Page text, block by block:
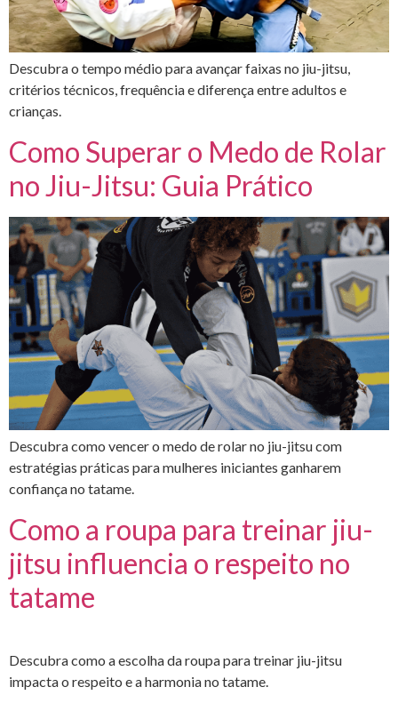
Descubra o tempo médio para avançar faixas no jiu-jitsu,
critérios técnicos, frequência e diferença entre adultos e
crianças.
Como Superar o Medo de Rolar
no Jiu-Jitsu: Guia Prático
Descubra como vencer o medo de rolar no jiu-jitsu com
estratégias práticas para mulheres iniciantes ganharem
confiança no tatame.
Como a roupa para treinar jiu-
jitsu influencia o respeito no
tatame
Descubra como a escolha da roupa para treinar jiu-jitsu
impacta o respeito e a harmonia no tatame.